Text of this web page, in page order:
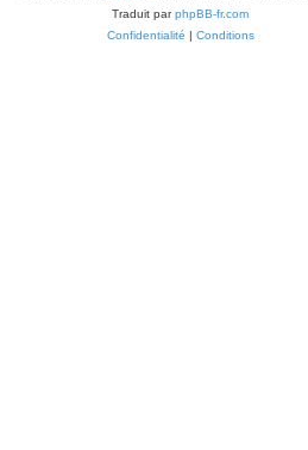
Traduit parphpBB-fr.com
Confidentialité | Conditions